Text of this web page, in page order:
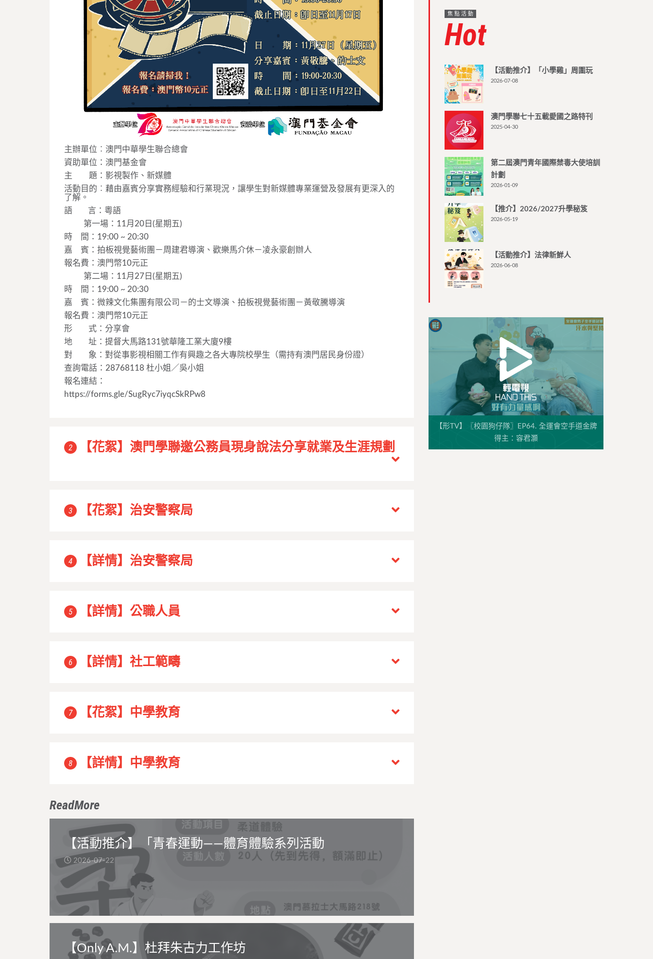
主辦單位︰澳門中華學生聯合總會
資助單位：澳門基金會
主 題：影視製作、新媒體
活動目的︰藉由嘉賓分享實務經驗和行業現況，讓學生對新媒體專業運營及發展有更深入的
了解。
語 言：粵語
第一場：11月20日(星期五)
時 間：19:00 ~ 20:30
嘉 賓：拍板視覺藝術團－周建君導演、歡樂馬介休－凌永豪創辦人
報名費：澳門幣10元正
第二場：11月27日(星期五)
時 間：19:00 ~ 20:30
嘉 賓：微辣文化集團有限公司－的士文導演、拍板視覺藝術團－黃敬騰導演
報名費：澳門幣10元正
形 式：分享會
地 址：提督大馬路131號華隆工業大廈9樓
對 象：對從事影視相關工作有興趣之各大專院校學生（需持有澳門居民身份證）
查詢電話：28768118 杜小姐／吳小姐
報名連結：
https://forms.gle/SugRyc7iyqcSkRPw8
2 【花絮】澳門學聯邀公務員現身說法分享就業及生涯規劃
3 【花絮】治安警察局
4 【詳情】治安警察局
5 【詳情】公職人員
6 【詳情】社工範疇
7 【花絮】中學教育
8 【詳情】中學教育
ReadMore
【活動推介】「青春運動——體育體驗系列活動
2026-07-22
【Only A.M.】杜拜朱古力工作坊
焦點活動
Hot
【活動推介】「小學雞」周圍玩
2026-07-08
澳門學聯七十五載愛國之路特刊
2025-04-30
第二屆澳門青年國際禁毒大使培訓
計劃
2026-01-09
【推介】2026/2027升學秘笈
2026-05-19
【活動推介】法律新鮮人
2026-06-08
【形TV】〖校園狗仔隊〗EP64. 全運會空手道金牌
得主：容君灝